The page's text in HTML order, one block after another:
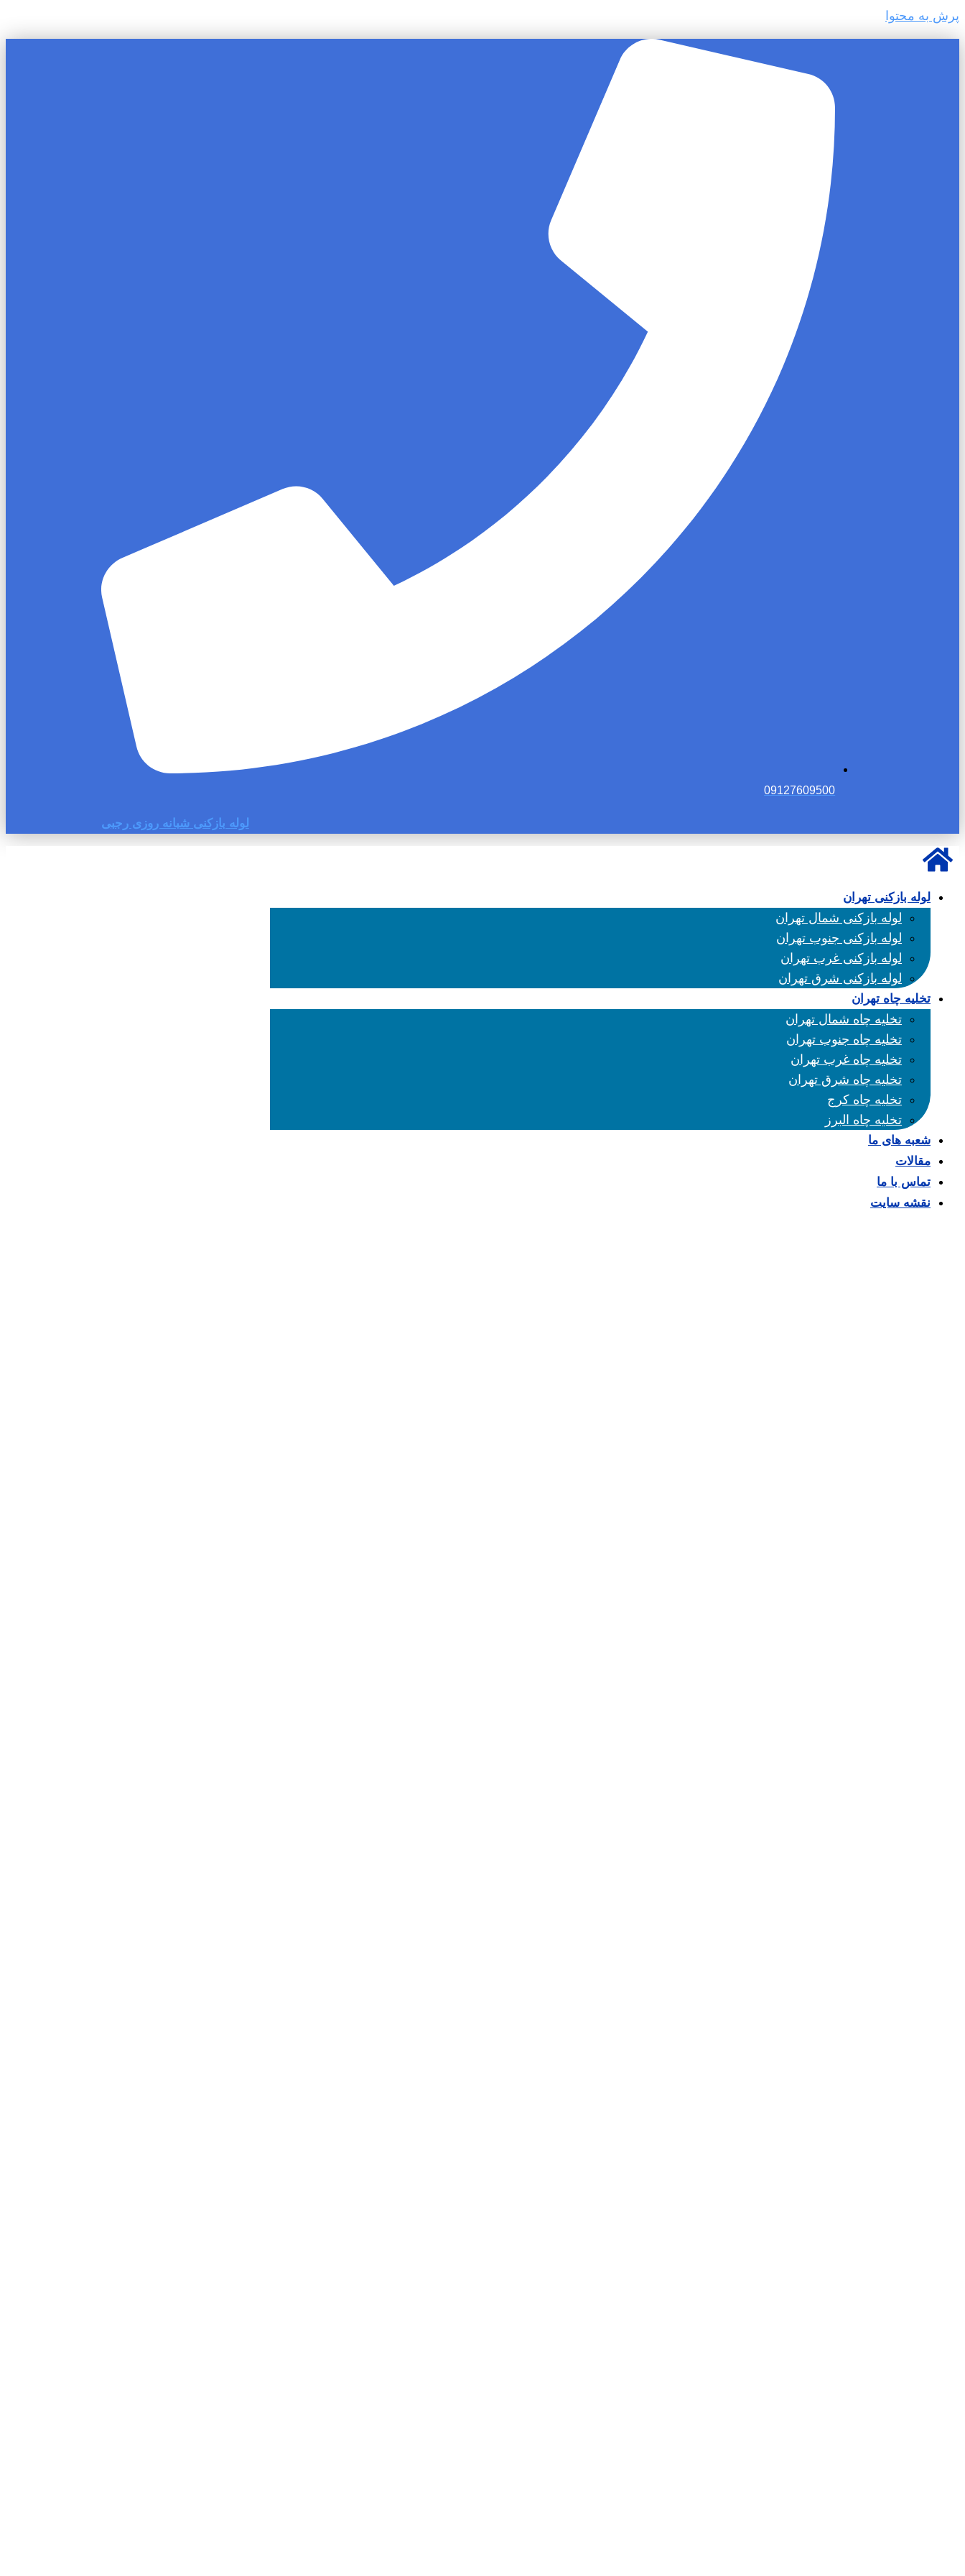
پرش به محتوا
09127609500
لوله بازکنی شبانه روزی رجبی
لوله بازکنی تهران
لوله بازکنی شمال تهران
لوله بازکنی جنوب تهران
لوله بازکنی غرب تهران
لوله بازکنی شرق تهران
تخلیه چاه تهران
تخلیه چاه شمال تهران
تخلیه چاه جنوب تهران
تخلیه چاه غرب تهران
تخلیه چاه شرق تهران
تخلیه چاه کرج
تخلیه چاه البرز
شعبه های ما
مقالات
تماس با ما
نقشه سایت